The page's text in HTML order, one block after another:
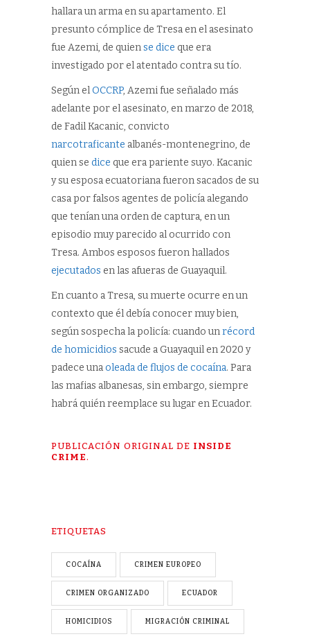
hallara un arma en su apartamento. El
presunto cómplice de Tresa en el asesinato
fue Azemi, de quiense dice que era
investigado por el atentado contra su tío.
Según elOCCRP, Azemi fue señalado más
adelante por el asesinato, en marzo de 2018,
de Fadil Kacanic, convicto
narcotraficante albanés-montenegrino, de
quien se dice que era pariente suyo. Kacanic
y su esposa ecuatoriana fueron sacados de su
casa por falsos agentes de policía alegando
que tenían una orden de captura, en un
episodio muy parecido al ocurrido con
Tresa. Ambos esposos fueron hallados
ejecutados en las afueras de Guayaquil.
En cuanto a Tresa, su muerte ocurre en un
contexto que él debía conocer muy bien,
según sospecha la policía: cuando unrécord
de homicidios sacude a Guayaquil en 2020 y
padece unaoleada de flujos de cocaína. Para
las mafias albanesas, sin embargo, siempre
habrá quién reemplace su lugar en Ecuador.
PUBLICACIÓN ORIGINAL DE INSIDE
CRIME.
ETIQUETAS
COCAÍNA CRIMEN EUROPEO
CRIMEN ORGANIZADO ECUADOR
HOMICIDIOS MIGRACIÓN CRIMINAL